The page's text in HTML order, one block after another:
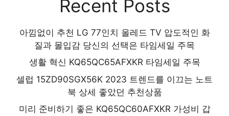
Recent Posts
아낌없이 추천 LG 77인치 올레드 TV 압도적인 화
질과 몰입감 당신의 선택은 타임세일 주목
생활 혁신 KQ65QC65AFXKR 타임세일 주목
셀럽 15ZD90SGX56K 2023 트렌드를 이끄는 노트
북 상세 좋았던 추천상품
미리 준비하기 좋은 KQ65QC60AFXKR 가성비 갑